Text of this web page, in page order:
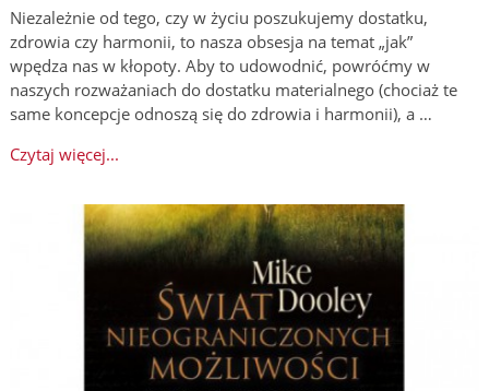
Niezależnie od tego, czy w życiu poszukujemy dostatku,
zdrowia czy harmonii, to nasza obsesja na temat „jak”
wpędza nas w kłopoty. Aby to udowodnić, powróćmy w
naszych rozważaniach do dostatku materialnego (chociaż te
same koncepcje odnoszą się do zdrowia i harmonii), a …
Czytaj więcej...